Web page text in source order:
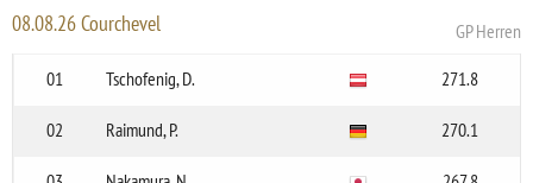
08.08.26 Courchevel
GP Herren
01
Tschofenig, D. 271.8
02 Raimund, P. 270.1